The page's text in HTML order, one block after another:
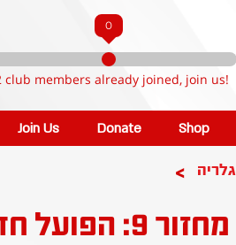
0
club members already joined, join us!
Join Us Donate Shop
> גלריה
מחזור 9: הפועל חדרה - הפועל קטמון ירושלים